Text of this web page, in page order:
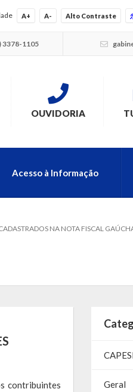
A+ A- Alto Contraste
3378-1105
OUVIDORIA
Acesso à Informação
NA NOTA FISCAL
contribuintes
Geral